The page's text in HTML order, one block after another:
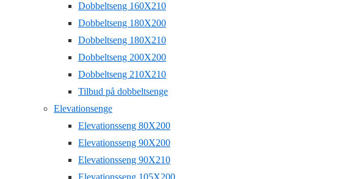
Dobbeltseng 160X210
Dobbeltseng 180X200
Dobbeltseng 180X210
Dobbeltseng 200X200
Dobbeltseng 210X210
Tilbud på dobbeltsenge
Elevationsenge
Elevationsseng 80X200
Elevationsseng 90X200
Elevationsseng 90X210
Elevationsseng 105X200